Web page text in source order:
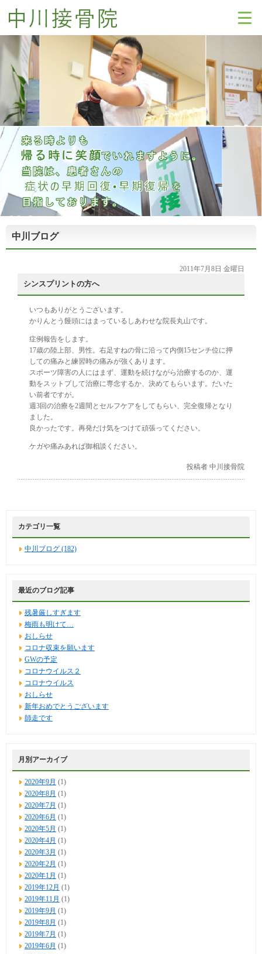
中川ブログ
2011年7月8日 金曜日
シンスプリントの方へ
いつもありがとうございます。
かりんとう饅頭にはまっているしあわせな院長丸山です。
症例報告をします。
17歳の陸上部、男性。右足すねの骨に沿って内側15センチ位に押
しての痛みと練習時の痛みが強くあります。
スポーツ障害の人にはまず、運動を続けながら治療するのか、運
動をスットプして治療に専念するか、決めてもらいます。だいた
い前者ですが。
週3回の治療を2週間とセルフケアをしてもらい、完全復帰となり
ました。
良かったです。再発だけ気をつけて頑張ってください。
ケガや痛みあれば御相談ください。
投稿者 中川接骨院
カテゴリ一覧
中川ブログ (182)
最近のブログ記事
残暑厳しすぎます
梅雨も明けて…
おしらせ
コロナ収束を願います
GWの予定
コロナウイルス２
コロナウイルス
おしらせ
新年おめでとうございます
師走です
月別アーカイブ
2020年9月 (1)
2020年8月 (1)
2020年7月 (1)
2020年6月 (1)
2020年5月 (1)
2020年4月 (1)
2020年3月 (1)
2020年2月 (1)
2020年1月 (1)
2019年12月 (1)
2019年11月 (1)
2019年9月 (1)
2019年8月 (1)
2019年7月 (1)
2019年6月 (1)